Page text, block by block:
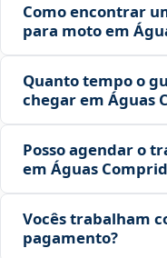
Como encontrar
para moto em
Quanto tempo o
chegar em Águas
Posso agendar o
em Águas
Vocês trabalham
pagamento?